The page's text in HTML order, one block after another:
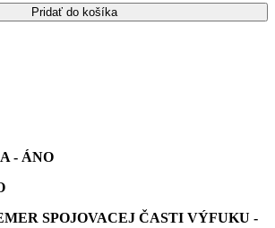
Pridať do košíka
- ÁNO
SPOJOVACEJ ČASTI VÝFUKU -